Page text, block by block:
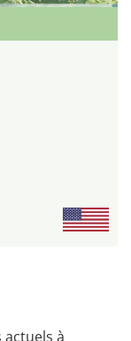
actuels à